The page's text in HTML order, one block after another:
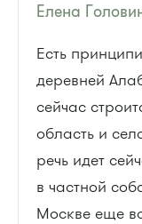
Елена
Есть
деревней
сейчас
область и
речь идет
в частной
Москве еще